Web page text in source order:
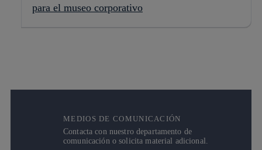
para el museo corporativo
MEDIOS DE COMUNICACIÓN
Contacta con nuestro departamento de
comunicación o solicita material adicional.